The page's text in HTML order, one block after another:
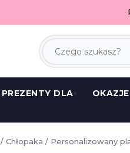
PREZENTY DLA OKAZJE
/ Chłopaka / Personalizowany